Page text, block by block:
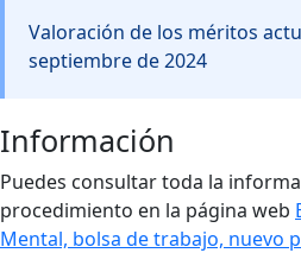
Valoración de los méritos
septiembre de 2024
Información
Puedes consultar toda la
procedimiento en la página web
Mental, bolsa de trabajo, nuevo